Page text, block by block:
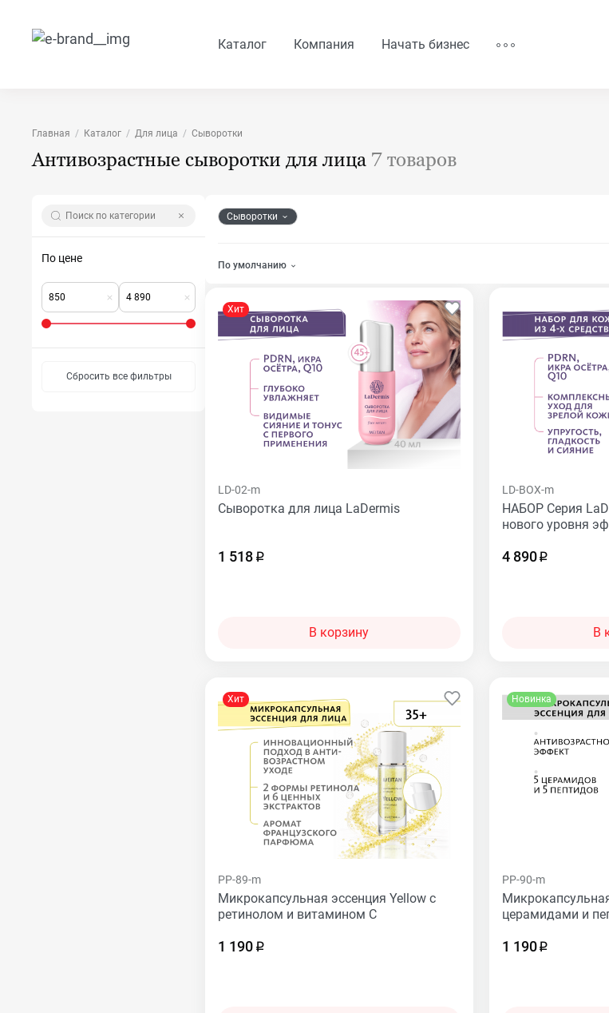
Каталог Компания Начать бизнес
Главная Каталог Для лица Сыворотки
Антивозрастные сыворотки для лица 7 товаров
По цене
Сбросить все фильтры
Сыворотки
По умолчанию
Хит
LD-02-m
Сыворотка для лица LaDermis
1 518
В корзину
LD-BOX-m
НАБОР Серия
нового уровня
4 890
В
Хит
PP-89-m
Микрокапсульная эссенция Yellow с
ретинолом и витамином С
1 190
Новинка
PP-90-m
церамидами и
1 190